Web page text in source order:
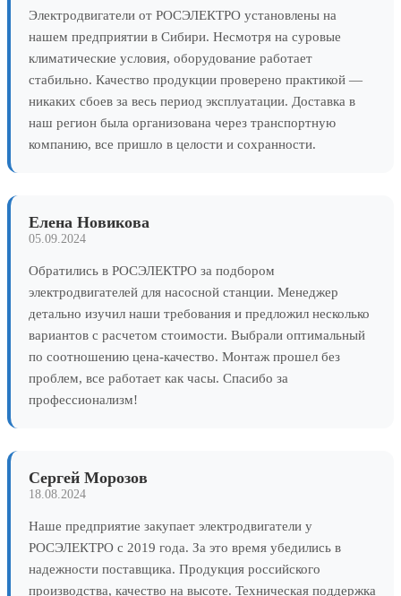
Электродвигатели от РОСЭЛЕКТРО установлены на
нашем предприятии в Сибири. Несмотря на суровые
климатические условия, оборудование работает
стабильно. Качество продукции проверено практикой —
никаких сбоев за весь период эксплуатации. Доставка в
наш регион была организована через транспортную
компанию, все пришло в целости и сохранности.
Елена Новикова
05.09.2024
Обратились в РОСЭЛЕКТРО за подбором
электродвигателей для насосной станции. Менеджер
детально изучил наши требования и предложил несколько
вариантов с расчетом стоимости. Выбрали оптимальный
по соотношению цена-качество. Монтаж прошел без
проблем, все работает как часы. Спасибо за
профессионализм!
Сергей Морозов
18.08.2024
Наше предприятие закупает электродвигатели у
РОСЭЛЕКТРО с 2019 года. За это время убедились в
надежности поставщика. Продукция российского
производства, качество на высоте. Техническая поддержка